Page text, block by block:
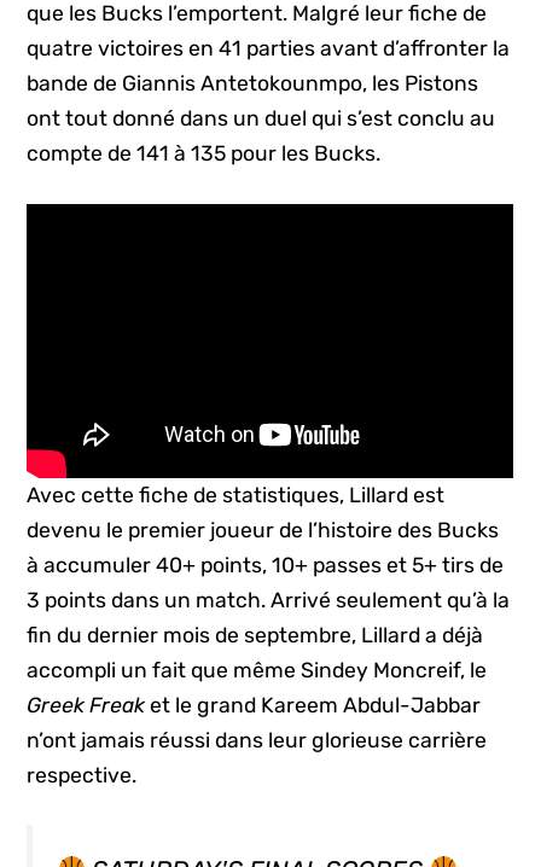
que les Bucks l’emportent. Malgré leur fiche de
quatre victoires en 41 parties avant d’affronter la
bande de Giannis Antetokounmpo, les Pistons
ont tout donné dans un duel qui s’est conclu au
compte de 141 à 135 pour les Bucks.
Avec cette fiche de statistiques, Lillard est
devenu le premier joueur de l’histoire des Bucks
à accumuler 40+ points, 10+ passes et 5+ tirs de
3 points dans un match. Arrivé seulement qu’à la
fin du dernier mois de septembre, Lillard a déjà
accompli un fait que même Sindey Moncreif, le
Greek Freak et le grand Kareem Abdul-Jabbar
n’ont jamais réussi dans leur glorieuse carrière
respective.